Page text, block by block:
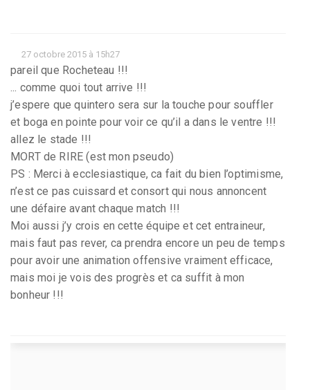
27 octobre 2015 à 15h27
pareil que Rocheteau !!!
... comme quoi tout arrive !!!
j’espere que quintero sera sur la touche pour souffler
et boga en pointe pour voir ce qu’il a dans le ventre !!!
allez le stade !!!
MORT de RIRE (est mon pseudo)
PS : Merci à ecclesiastique, ca fait du bien l’optimisme,
n’est ce pas cuissard et consort qui nous annoncent
une défaire avant chaque match !!!
Moi aussi j’y crois en cette équipe et cet entraineur,
mais faut pas rever, ca prendra encore un peu de temps
pour avoir une animation offensive vraiment efficace,
mais moi je vois des progrès et ca suffit à mon
bonheur !!!